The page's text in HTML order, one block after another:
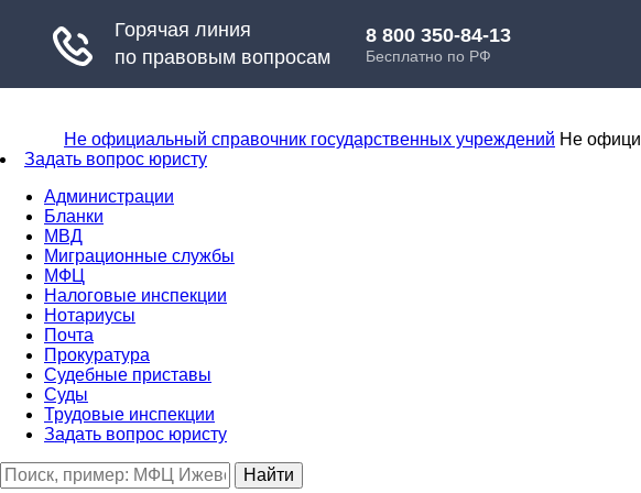
Не официальный справочник государственных учреждений Не
Задать вопрос юристу
Администрации
Бланки
МВД
Миграционные службы
МФЦ
Налоговые инспекции
Нотариусы
Почта
Прокуратура
Судебные приставы
Суды
Трудовые инспекции
Задать вопрос юристу